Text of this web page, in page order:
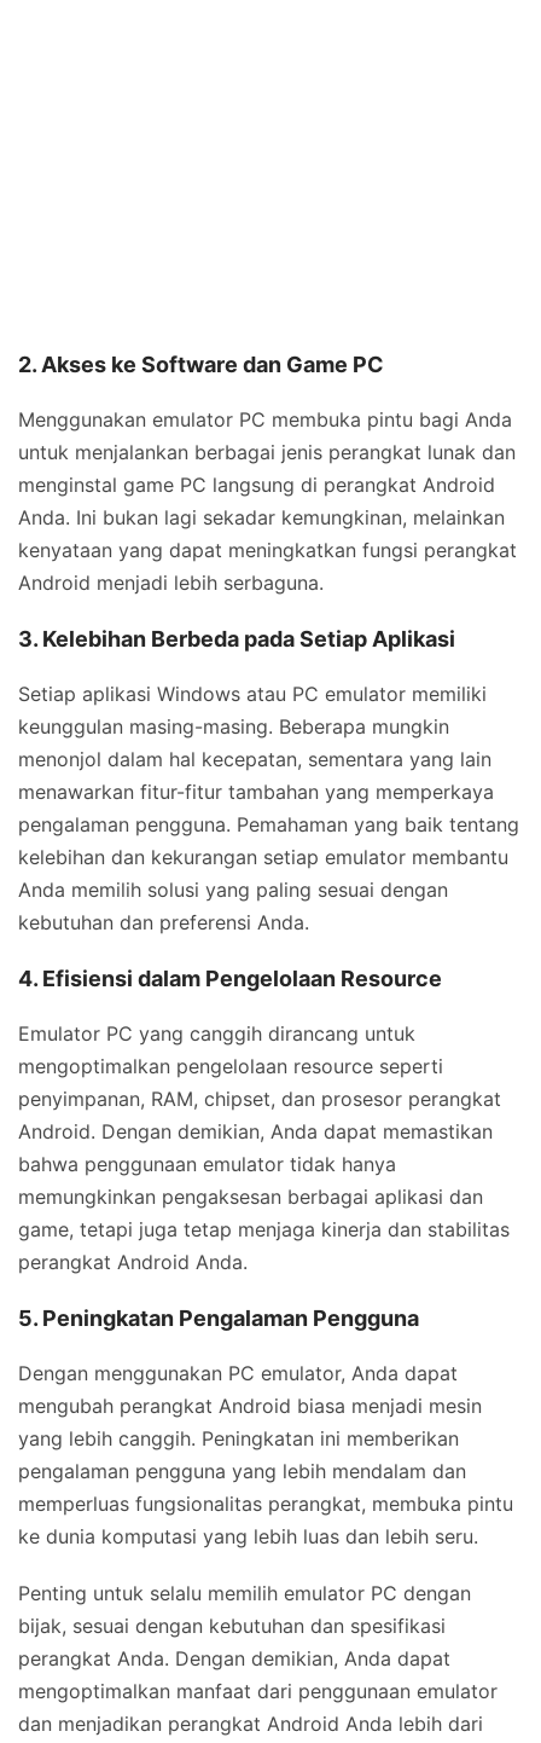
2. Akses ke Software dan Game PC
Menggunakan emulator PC membuka pintu bagi Anda
untuk menjalankan berbagai jenis perangkat lunak dan
menginstal game PC langsung di perangkat Android
Anda. Ini bukan lagi sekadar kemungkinan, melainkan
kenyataan yang dapat meningkatkan fungsi perangkat
Android menjadi lebih serbaguna.
3. Kelebihan Berbeda pada Setiap Aplikasi
Setiap aplikasi Windows atau PC emulator memiliki
keunggulan masing-masing. Beberapa mungkin
menonjol dalam hal kecepatan, sementara yang lain
menawarkan fitur-fitur tambahan yang memperkaya
pengalaman pengguna. Pemahaman yang baik tentang
kelebihan dan kekurangan setiap emulator membantu
Anda memilih solusi yang paling sesuai dengan
kebutuhan dan preferensi Anda.
4. Efisiensi dalam Pengelolaan Resource
Emulator PC yang canggih dirancang untuk
mengoptimalkan pengelolaan resource seperti
penyimpanan, RAM, chipset, dan prosesor perangkat
Android. Dengan demikian, Anda dapat memastikan
bahwa penggunaan emulator tidak hanya
memungkinkan pengaksesan berbagai aplikasi dan
game, tetapi juga tetap menjaga kinerja dan stabilitas
perangkat Android Anda.
5. Peningkatan Pengalaman Pengguna
Dengan menggunakan PC emulator, Anda dapat
mengubah perangkat Android biasa menjadi mesin
yang lebih canggih. Peningkatan ini memberikan
pengalaman pengguna yang lebih mendalam dan
memperluas fungsionalitas perangkat, membuka pintu
ke dunia komputasi yang lebih luas dan lebih seru.
Penting untuk selalu memilih emulator PC dengan
bijak, sesuai dengan kebutuhan dan spesifikasi
perangkat Anda. Dengan demikian, Anda dapat
mengoptimalkan manfaat dari penggunaan emulator
dan menjadikan perangkat Android Anda lebih dari